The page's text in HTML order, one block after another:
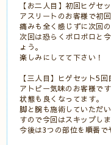
【お二人目】初回ヒゲセ
アスリートのお客様で初
痛みも全く感じずに次回
次回は恐らくボロボロと
ょう。
楽しみにしてて下さい！
【三人目】ヒゲセット5回
アトピー気味のお客様で
状態も良くなってます。
脚と腕も施術していただ
すので今回はスキップしま
今後は3つの部位を順番で